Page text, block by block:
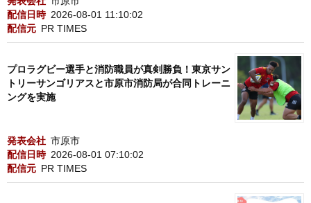
配信日時 2026-08-01 11:10:02
配信元 PR TIMES
プロラグビー選手と消防職員が真剣勝負！東京サン
トリーサンゴリアスと市原市消防局が合同トレーニ
ングを実施
発表会社 市原市
配信日時 2026-08-01 07:10:02
配信元 PR TIMES